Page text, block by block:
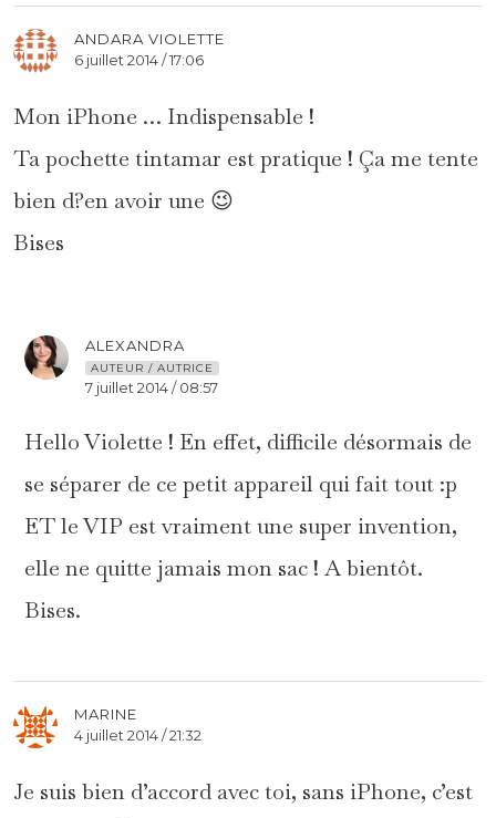
ANDARA VIOLETTE
6 juillet 2014 / 17:06
Mon iPhone … Indispensable !
Ta pochette tintamar est pratique ! Ça me tente
bien d?en avoir une 😉
Bises
ALEXANDRA
AUTEUR / AUTRICE
7 juillet 2014 / 08:57
Hello Violette ! En effet, difficile désormais de
se séparer de ce petit appareil qui fait tout :p
ET le VIP est vraiment une super invention,
elle ne quitte jamais mon sac ! A bientôt.
Bises.
MARINE
4 juillet 2014 / 21:32
Je suis bien d’accord avec toi, sans iPhone, c’est